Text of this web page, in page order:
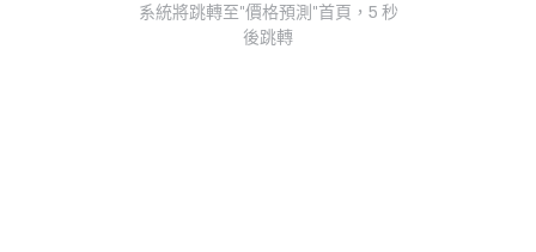
系統將跳轉至"價格預測"首頁，5 秒
後跳轉